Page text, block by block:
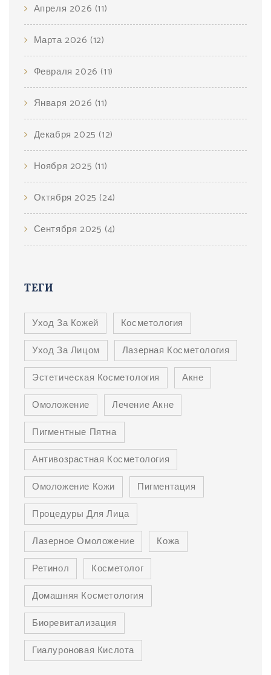
Апреля 2026 (11)
Марта 2026 (12)
Февраля 2026 (11)
Января 2026 (11)
Декабря 2025 (12)
Ноября 2025 (11)
Октября 2025 (24)
Сентября 2025 (4)
ТЕГИ
Уход За Кожей
Косметология
Уход За Лицом
Лазерная Косметология
Эстетическая Косметология
Акне
Омоложение
Лечение Акне
Пигментные Пятна
Антивозрастная Косметология
Омоложение Кожи
Пигментация
Процедуры Для Лица
Лазерное Омоложение
Кожа
Ретинол
Косметолог
Домашняя Косметология
Биоревитализация
Гиалуроновая Кислота